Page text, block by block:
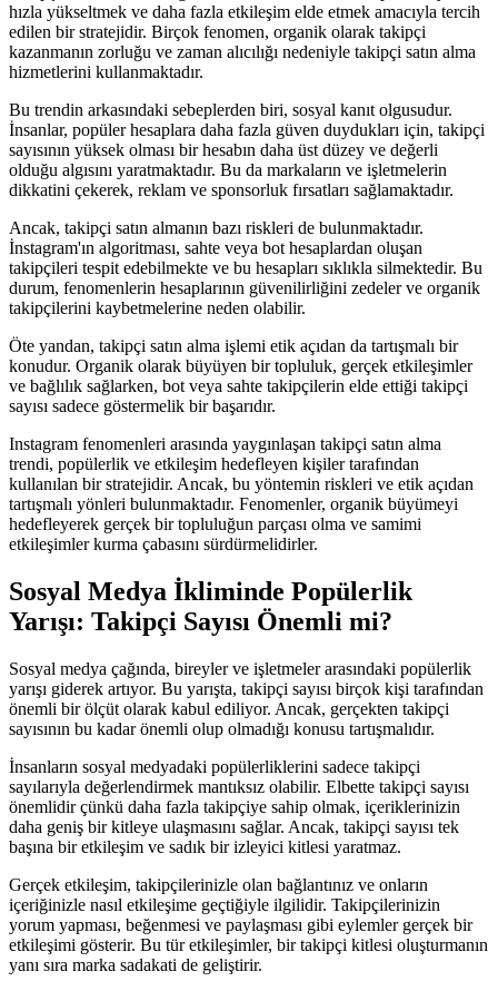
hızla yükseltmek ve daha fazla etkileşim elde etmek amacıyla tercih
edilen bir stratejidir. Birçok fenomen, organik olarak takipçi
kazanmanın zorluğu ve zaman alıcılığı nedeniyle takipçi satın alma
hizmetlerini kullanmaktadır.
Bu trendin arkasındaki sebeplerden biri, sosyal kanıt olgusudur.
İnsanlar, popüler hesaplara daha fazla güven duydukları için, takipçi
sayısının yüksek olması bir hesabın daha üst düzey ve değerli
olduğu algısını yaratmaktadır. Bu da markaların ve işletmelerin
dikkatini çekerek, reklam ve sponsorluk fırsatları sağlamaktadır.
Ancak, takipçi satın almanın bazı riskleri de bulunmaktadır.
İnstagram'ın algoritması, sahte veya bot hesaplardan oluşan
takipçileri tespit edebilmekte ve bu hesapları sıklıkla silmektedir. Bu
durum, fenomenlerin hesaplarının güvenilirliğini zedeler ve organik
takipçilerini kaybetmelerine neden olabilir.
Öte yandan, takipçi satın alma işlemi etik açıdan da tartışmalı bir
konudur. Organik olarak büyüyen bir topluluk, gerçek etkileşimler
ve bağlılık sağlarken, bot veya sahte takipçilerin elde ettiği takipçi
sayısı sadece göstermelik bir başarıdır.
Instagram fenomenleri arasında yaygınlaşan takipçi satın alma
trendi, popülerlik ve etkileşim hedefleyen kişiler tarafından
kullanılan bir stratejidir. Ancak, bu yöntemin riskleri ve etik açıdan
tartışmalı yönleri bulunmaktadır. Fenomenler, organik büyümeyi
hedefleyerek gerçek bir topluluğun parçası olma ve samimi
etkileşimler kurma çabasını sürdürmelidirler.
Sosyal Medya İkliminde Popülerlik
Yarışı: Takipçi Sayısı Önemli mi?
Sosyal medya çağında, bireyler ve işletmeler arasındaki popülerlik
yarışı giderek artıyor. Bu yarışta, takipçi sayısı birçok kişi tarafından
önemli bir ölçüt olarak kabul ediliyor. Ancak, gerçekten takipçi
sayısının bu kadar önemli olup olmadığı konusu tartışmalıdır.
İnsanların sosyal medyadaki popülerliklerini sadece takipçi
sayılarıyla değerlendirmek mantıksız olabilir. Elbette takipçi sayısı
önemlidir çünkü daha fazla takipçiye sahip olmak, içeriklerinizin
daha geniş bir kitleye ulaşmasını sağlar. Ancak, takipçi sayısı tek
başına bir etkileşim ve sadık bir izleyici kitlesi yaratmaz.
Gerçek etkileşim, takipçilerinizle olan bağlantınız ve onların
içeriğinizle nasıl etkileşime geçtiğiyle ilgilidir. Takipçilerinizin
yorum yapması, beğenmesi ve paylaşması gibi eylemler gerçek bir
etkileşimi gösterir. Bu tür etkileşimler, bir takipçi kitlesi oluşturmanın
yanı sıra marka sadakati de geliştirir.